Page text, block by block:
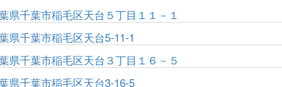
県千葉市稲毛区天台５丁目１１－１
県千葉市稲毛区天台5-11-1
県千葉市稲毛区天台３丁目１６－５
県千葉市稲毛区天台3-16-5